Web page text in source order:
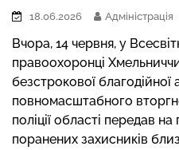
18.06.2026 Адміністрація
Вчора, 14 червня, у
правоохоронці
безстрокової благодійної
повномасштабного
поліції області передав
поранених захисників